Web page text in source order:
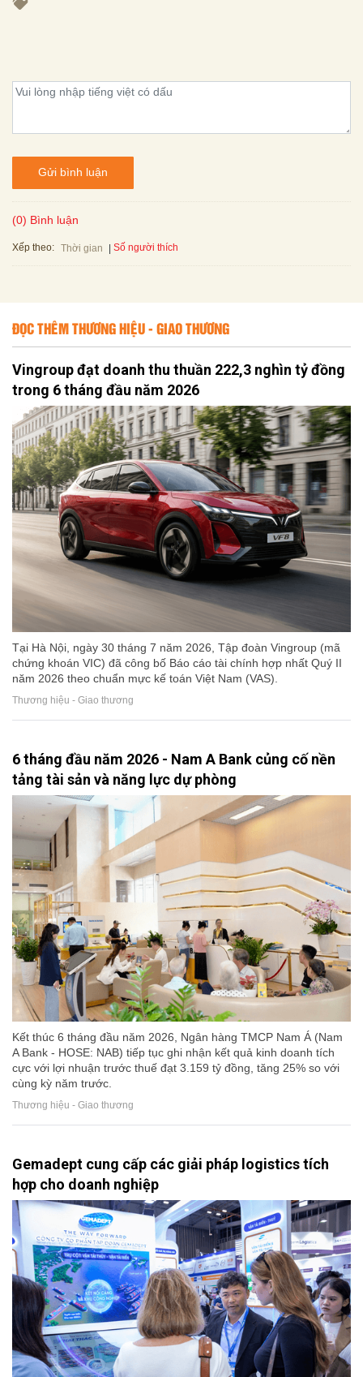
Gửi bình luận
(0) Bình luận
Xếp theo: Thời gian Số người thích
ĐỌC THÊM THƯƠNG HIỆU - GIAO THƯƠNG
Vingroup đạt doanh thu thuần 222,3 nghìn tỷ đồng
trong 6 tháng đầu năm 2026
Tại Hà Nội, ngày 30 tháng 7 năm 2026, Tập đoàn Vingroup (mã
chứng khoán VIC) đã công bố Báo cáo tài chính hợp nhất Quý II
năm 2026 theo chuẩn mực kế toán Việt Nam (VAS).
Thương hiệu - Giao thương
6 tháng đầu năm 2026 - Nam A Bank củng cố nền
tảng tài sản và năng lực dự phòng
Kết thúc 6 tháng đầu năm 2026, Ngân hàng TMCP Nam Á (Nam
A Bank - HOSE: NAB) tiếp tục ghi nhận kết quả kinh doanh tích
cực với lợi nhuận trước thuế đạt 3.159 tỷ đồng, tăng 25% so với
cùng kỳ năm trước.
Thương hiệu - Giao thương
Gemadept cung cấp các giải pháp logistics tích
hợp cho doanh nghiệp